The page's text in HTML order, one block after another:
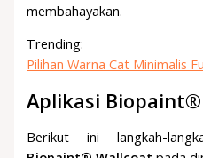
membahayakan.
Trending:
Pilihan Warna Cat Minimalis
Aplikasi
Berikut ini langkah-